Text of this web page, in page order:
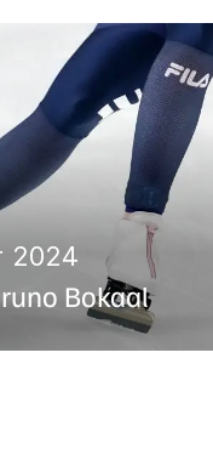
2024
Bokaal